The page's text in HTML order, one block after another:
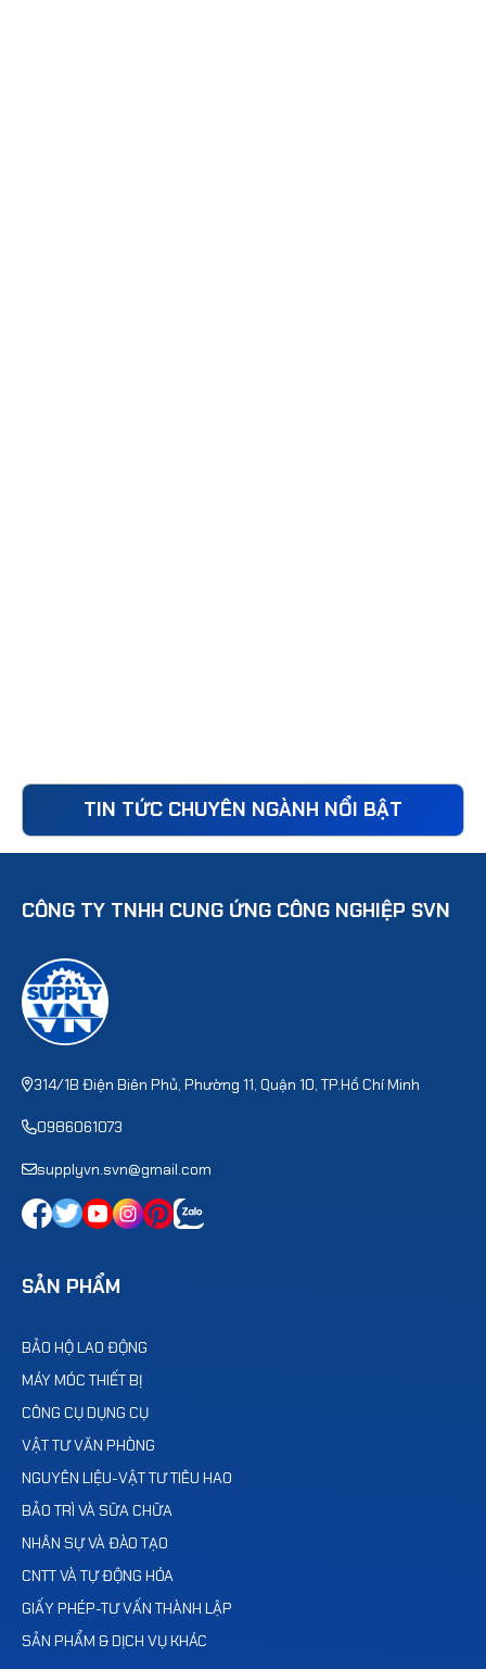
TIN TỨC CHUYÊN NGÀNH NỔI BẬT
CÔNG TY TNHH CUNG ỨNG CÔNG NGHIỆP SVN
314/1B Điện Biên Phủ, Phường 11, Quận 10, TP.Hồ Chí Minh
0986061073
supplyvn.svn@gmail.com
SẢN PHẨM
BẢO HỘ LAO ĐỘNG
MÁY MÓC THIẾT BỊ
CÔNG CỤ DỤNG CỤ
VẬT TƯ VĂN PHÒNG
NGUYÊN LIỆU-VẬT TƯ TIÊU HAO
BẢO TRÌ VÀ SỮA CHỮA
NHÂN SỰ VÀ ĐÀO TẠO
CNTT VÀ TỰ ĐỘNG HÓA
GIẤY PHÉP-TƯ VẤN THÀNH LẬP
SẢN PHẨM & DỊCH VỤ KHÁC